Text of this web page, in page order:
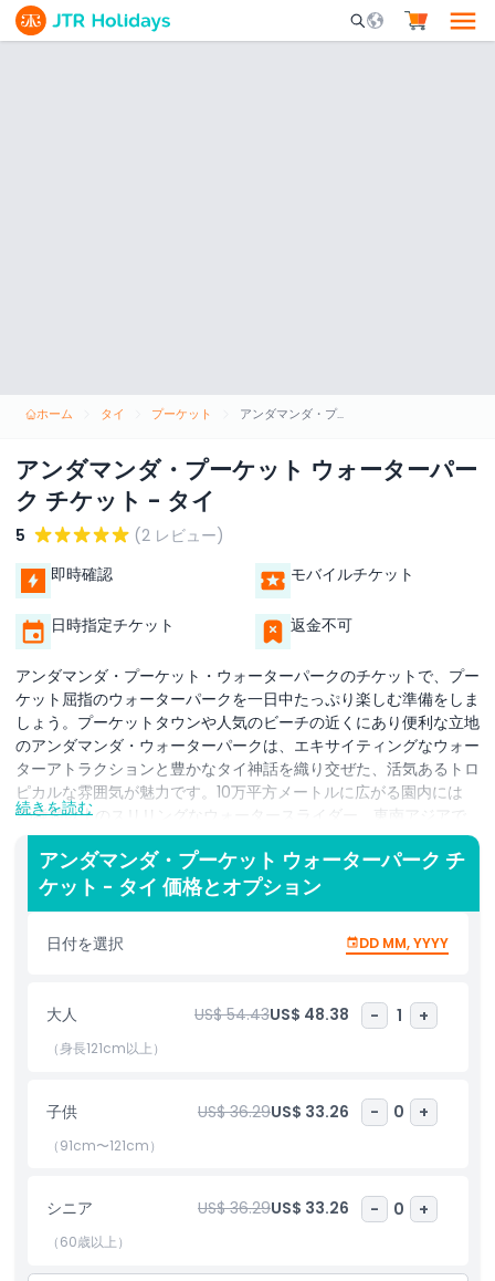
Mobile Search
ホーム タイ プーケット アンダマンダ・プーケット ウォーターパーク チケット - タイ
アンダマンダ・プーケット ウォーターパー
ク チケット - タイ
5
(2 レビュー)
即時確認
モバイルチケット
日時指定チケット 返金不可
アンダマンダ・プーケット・ウォーターパークのチケットで、プー
ケット屈指のウォーターパークを一日中たっぷり楽しむ準備をしま
しょう。プーケットタウンや人気のビーチの近くにあり便利な立地
のアンダマンダ・ウォーターパークは、エキサイティングなウォー
ターアトラクションと豊かなタイ神話を織り交ぜた、活気あるトロ
ピカルな雰囲気が魅力です。10万平方メートルに広がる園内には
25種類以上のスリリングなウォータースライダー、東南アジアで
最長のウェーブプール、のんびり流れるレイジーリバー、子ども専
用ゾーンなどが揃っており、家族連れ、友人同士、スリルを求める
人々にとって理想的な選択肢です。ザ・グレート・アンダマン・ベ
イ、ナーガ・ジャングル、エメラルド・フォレストといったテーマ
エリアは、それぞれ没入感のあるストーリーテリングと個性的なラ
イドで演出されています。アンダマンダ・プーケットのチケットに
アメニティ利用も含まれ、より充実したリゾートスタイルの体験が
可能です。アドレナリンを求める人もくつろぎたい人も、アンダマ
ンダ・ウォーターパークはプーケットで必ず訪れたいスポットのひ
ォーターパークで忘れられない水の楽しみを満喫しましょう。
含まれるもの
続きを読む
アンダマンダ・プーケット ウォーターパーク チ
ケット - タイ 価格とオプション
日付を選択 DD MM, YYYY
大人 US$ 54.43US$ 48.38 - 1 +
（身長121cm以上）
子供 US$ 36.29US$ 33.26 - 0 +
（91cm〜121cm）
シニア US$ 36.29US$ 33.26 - 0 +
（60歳以上）